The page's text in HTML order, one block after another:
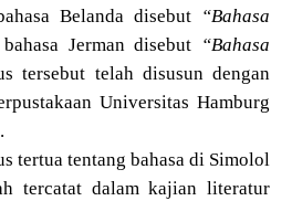
Belanda disebut “Bahasa
Jerman disebut “Bahasa
tersebut telah disusun dengan
Universitas Hamburg
tentang bahasa di Simolol
tercatat dalam kajian literatur